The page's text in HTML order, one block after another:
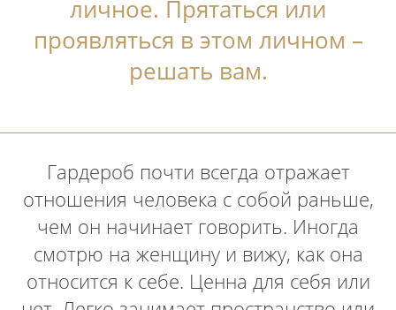
личное. Прятаться или
проявляться в этом личном –
решать вам.
Гардероб почти всегда отражает
отношения человека с собой раньше,
чем он начинает говорить. Иногда
смотрю на женщину и вижу, как она
относится к себе. Ценна для себя или